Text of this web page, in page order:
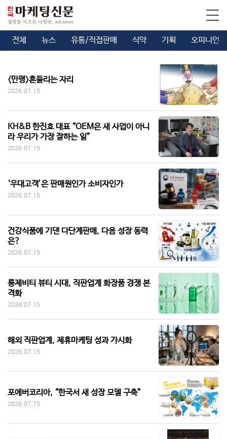
전체 뉴스 유통/직접판매 식약 기획 오피니언
<만평>흔들리는 자리
2026.07.15
KH&B 한진호 대표 “OEM은 새 사업이 아니
라 우리가 가장 잘하는 일”
2026.07.15
‘우대고객’은 판매원인가 소비자인가
2026.07.15
건강식품에 기댄 다단계판매, 다음 성장 동력
은?
2026.07.15
롱제비티 뷰티 시대, 직판업계 화장품 경쟁 본
격화
2026.07.15
해외 직판업계, 제휴마케팅 성과 가시화
2026.07.15
포에버코리아, “한국서 새 성장 모델 구축”
2026.07.15